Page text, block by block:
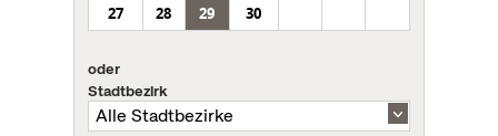
27
28 29 30
oder
Stadtbezirk